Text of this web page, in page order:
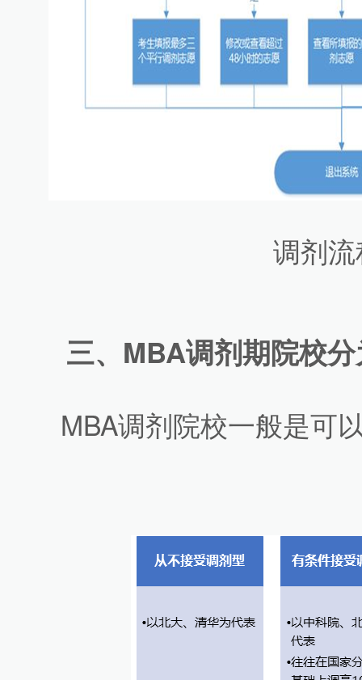
调剂
三、MBA调剂期院校
MBA调剂院校一般是可